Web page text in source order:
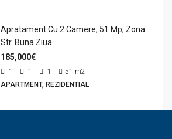
Apratament Cu 2 Camere, 51 Mp, Zona
Str. Buna Ziua
185,000€
1 1 1 51 m2
APARTMENT, REZIDENTIAL